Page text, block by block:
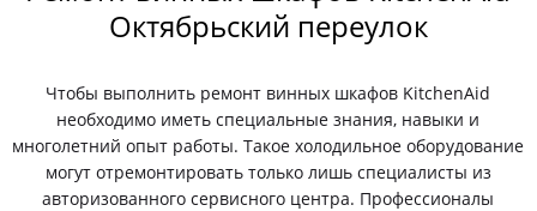
Октябрьский переулок
Чтобы выполнить ремонт винных шкафов KitchenAid
необходимо иметь специальные знания, навыки и
многолетний опыт работы. Такое холодильное оборудование
могут отремонтировать только лишь специалисты из
авторизованного сервисного центра. Профессионалы